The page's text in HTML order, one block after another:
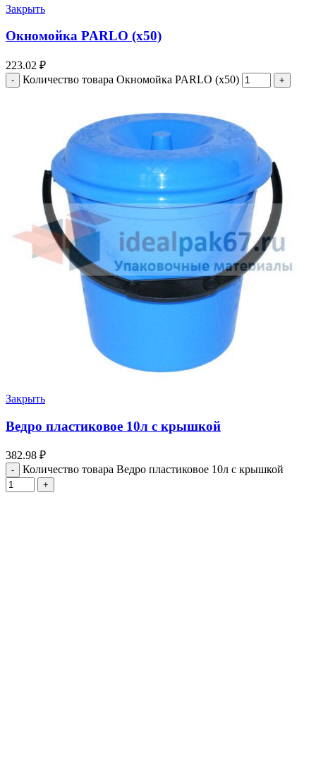
Закрыть
Окномойка PARLO (х50)
223.02 ₽
Количество товара Окномойка PARLO (х50)
Закрыть
Ведро пластиковое 10л с крышкой
382.98 ₽
Количество товара Ведро пластиковое 10л с крышкой